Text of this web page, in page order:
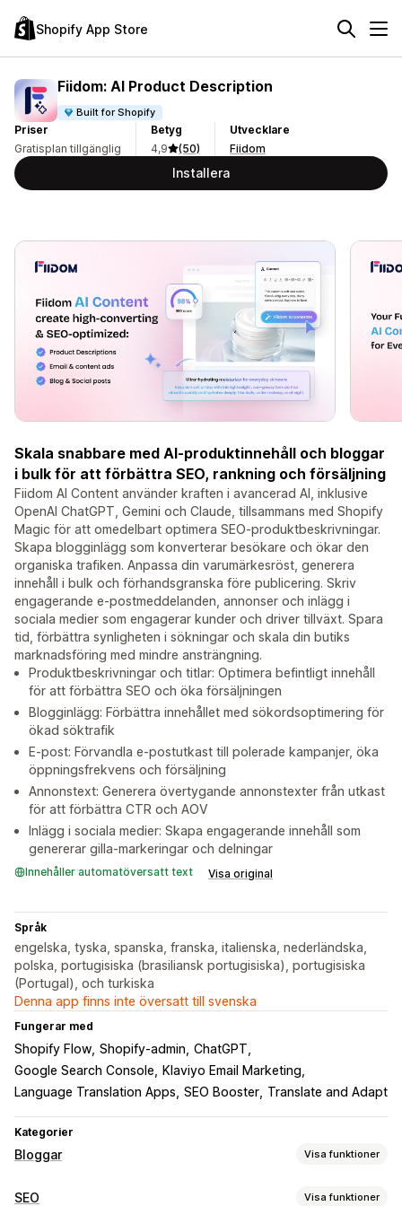
Shopify App Store
Fiidom: AI Product Description
Built for Shopify
Priser
Gratisplan tillgänglig
Betyg
4,9
(50)
Utvecklare
Fiidom
Installera
Skala snabbare med AI-produktinnehåll och bloggar
i bulk för att förbättra SEO, rankning och försäljning
Fiidom AI Content använder kraften i avancerad AI, inklusive
OpenAI ChatGPT, Gemini och Claude, tillsammans med Shopify
Magic för att omedelbart optimera SEO-produktbeskrivningar.
Skapa blogginlägg som konverterar besökare och ökar den
organiska trafiken. Anpassa din varumärkesröst, generera
innehåll i bulk och förhandsgranska före publicering. Skriv
engagerande e-postmeddelanden, annonser och inlägg i
sociala medier som engagerar kunder och driver tillväxt. Spara
tid, förbättra synligheten i sökningar och skala din butiks
marknadsföring med mindre ansträngning.
Produktbeskrivningar och titlar: Optimera befintligt innehåll
för att förbättra SEO och öka försäljningen
Blogginlägg: Förbättra innehållet med sökordsoptimering för
ökad söktrafik
E-post: Förvandla e-postutkast till polerade kampanjer, öka
öppningsfrekvens och försäljning
Annonstext: Generera övertygande annonstexter från utkast
för att förbättra CTR och AOV
Inlägg i sociala medier: Skapa engagerande innehåll som
genererar gilla-markeringar och delningar
Innehåller automatöversatt text Visa original
Språk
engelska, tyska, spanska, franska, italienska, nederländska,
polska, portugisiska (brasiliansk portugisiska), portugisiska
(Portugal), och turkiska
Denna app finns inte översatt till svenska
Fungerar med
Shopify Flow Shopify-admin ChatGPT
Google Search Console
Klaviyo Email Marketing
Language Translation Apps SEO Booster Translate and Adapt
Kategorier
Bloggar Visa funktioner
Skapande av innehåll
SEO Visa funktioner